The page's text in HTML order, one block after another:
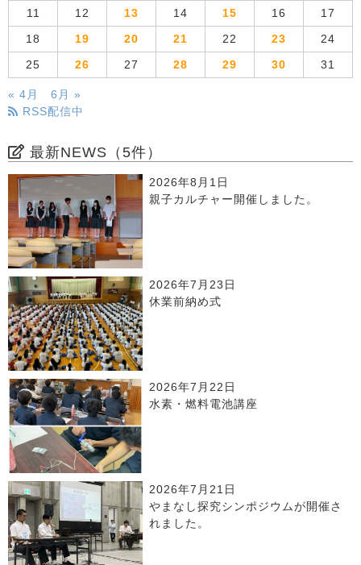
11 12 13 14 15 16 17
18 19 20 21 22 23 24
25 26 27 28 29 30 31
« 4月
6月 »
RSS配信中
最新NEWS（5件）
2026年8月1日
親子カルチャー開催しました。
2026年7月23日
休業前納め式
2026年7月22日
水素・燃料電池講座
2026年7月21日
やまなし探究シンポジウムが開催さ
れました。